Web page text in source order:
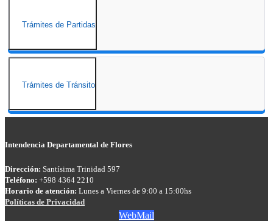
Trámites de Partidas
Trámites de Tránsito
Intendencia Departamental de Flores
Dirección: Santísima Trinidad 597
Teléfono: +598 4364 2210
Horario de atención: Lunes a Viernes de 9:00 a 15:00hs
Políticas de Privacidad
WebMail